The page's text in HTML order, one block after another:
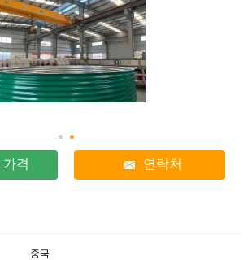
가격 연락처
중국